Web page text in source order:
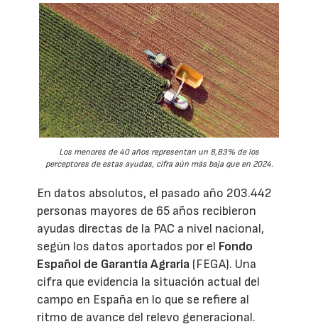
Los menores de 40 años representan un 8,83% de los
perceptores de estas ayudas, cifra aún más baja que en 2024.
En datos absolutos, el pasado año 203.442
personas mayores de 65 años recibieron
ayudas directas de la PAC a nivel nacional,
según los datos aportados por el Fondo
Español de Garantía Agraria (FEGA). Una
cifra que evidencia la situación actual del
campo en España en lo que se refiere al
ritmo de avance del relevo generacional.